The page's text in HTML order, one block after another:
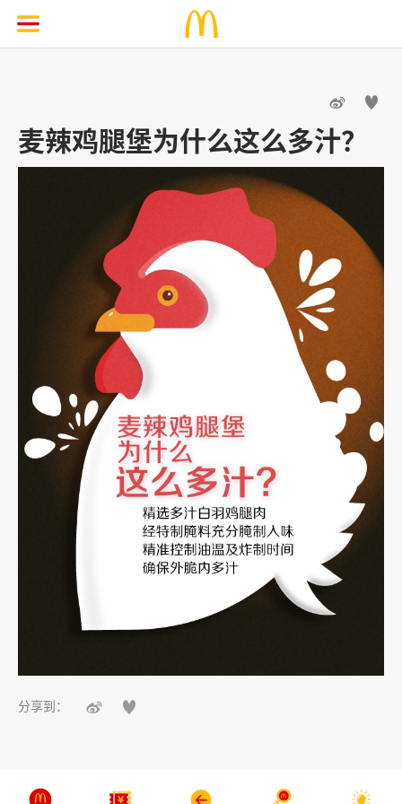
 
麦辣鸡腿堡为什么这么多汁？
分享到：  